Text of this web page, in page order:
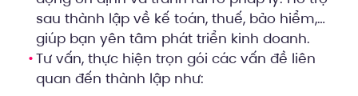
sau thành lập về kế toán, thuế, bảo hiểm,…
giúp bạn yên tâm phát triển kinh doanh.
Tư vấn, thực hiện trọn gói các vấn đề liên
quan đến thành lập như: